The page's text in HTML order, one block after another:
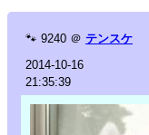
🐾 9240 ＠ テンスケ
2014-10-16
21:35:39